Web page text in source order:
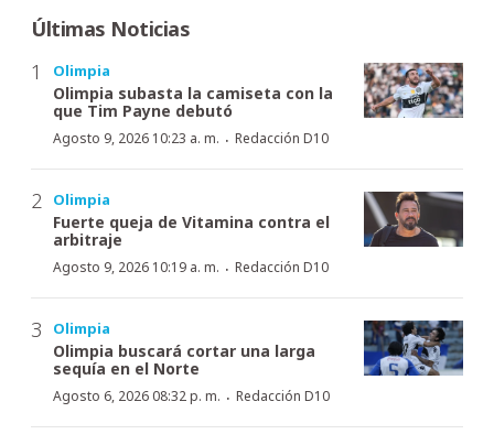
Últimas Noticias
Olimpia
Olimpia subasta la camiseta con la
que Tim Payne debutó
Agosto 9, 2026 10:23 a. m. · Redacción D10
Olimpia
Fuerte queja de Vitamina contra el
arbitraje
Agosto 9, 2026 10:19 a. m. · Redacción D10
Olimpia
Olimpia buscará cortar una larga
sequía en el Norte
Agosto 6, 2026 08:32 p. m. · Redacción D10